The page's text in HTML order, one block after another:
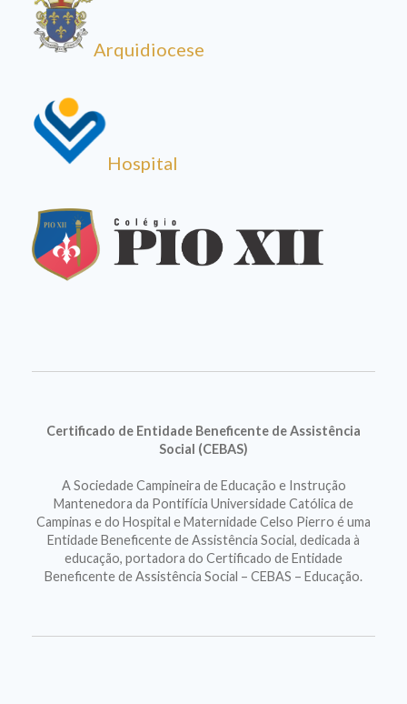
Arquidiocese
Hospital
Certificado de Entidade Beneficente de Assistência
Social (CEBAS)
A Sociedade Campineira de Educação e Instrução
Mantenedora da Pontifícia Universidade Católica de
Campinas e do Hospital e Maternidade Celso Pierro é uma
Entidade Beneficente de Assistência Social, dedicada à
educação, portadora do Certificado de Entidade
Beneficente de Assistência Social – CEBAS – Educação.